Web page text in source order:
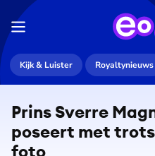
Kijk & Luister Royaltynieuws
Prins Sverre
poseert met
foto